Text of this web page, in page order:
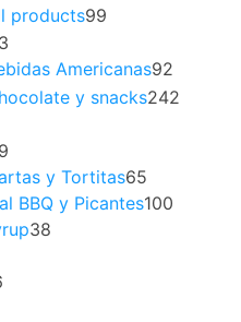
products99
Americanas92
y snacks242
y Tortitas65
BBQ y Picantes100
38